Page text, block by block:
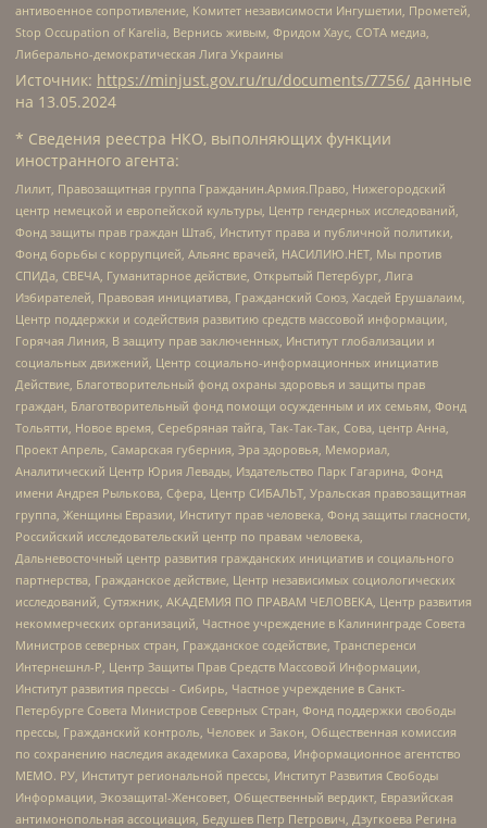
антивоенное сопротивление, Комитет независимости Ингушетии, Прометей,
Stop Occupation of Karelia, Вернись живым, Фридом Хаус, СОТА медиа,
Либерально-демократическая Лига Украины
Источник: https://minjust.gov.ru/ru/documents/7756/ данные
на 13.05.2024
* Сведения реестра НКО, выполняющих функции
иностранного агента:
Лилит, Правозащитная группа Гражданин.Армия.Право, Нижегородский
центр немецкой и европейской культуры, Центр гендерных исследований,
Фонд защиты прав граждан Штаб, Институт права и публичной политики,
Фонд борьбы с коррупцией, Альянс врачей, НАСИЛИЮ.НЕТ, Мы против
СПИДа, СВЕЧА, Гуманитарное действие, Открытый Петербург, Лига
Избирателей, Правовая инициатива, Гражданский Союз, Хасдей Ерушалаим,
Центр поддержки и содействия развитию средств массовой информации,
Горячая Линия, В защиту прав заключенных, Институт глобализации и
социальных движений, Центр социально-информационных инициатив
Действие, Благотворительный фонд охраны здоровья и защиты прав
граждан, Благотворительный фонд помощи осужденным и их семьям, Фонд
Тольятти, Новое время, Серебряная тайга, Так-Так-Так, Сова, центр Анна,
Проект Апрель, Самарская губерния, Эра здоровья, Мемориал,
Аналитический Центр Юрия Левады, Издательство Парк Гагарина, Фонд
имени Андрея Рылькова, Сфера, Центр СИБАЛЬТ, Уральская правозащитная
группа, Женщины Евразии, Институт прав человека, Фонд защиты гласности,
Российский исследовательский центр по правам человека,
Дальневосточный центр развития гражданских инициатив и социального
партнерства, Гражданское действие, Центр независимых социологических
исследований, Сутяжник, АКАДЕМИЯ ПО ПРАВАМ ЧЕЛОВЕКА, Центр развития
некоммерческих организаций, Частное учреждение в Калининграде Совета
Министров северных стран, Гражданское содействие, Трансперенси
Интернешнл-Р, Центр Защиты Прав Средств Массовой Информации,
Институт развития прессы - Сибирь, Частное учреждение в Санкт-
Петербурге Совета Министров Северных Стран, Фонд поддержки свободы
прессы, Гражданский контроль, Человек и Закон, Общественная комиссия
по сохранению наследия академика Сахарова, Информационное агентство
МЕМО. РУ, Институт региональной прессы, Институт Развития Свободы
Информации, Экозащита!-Женсовет, Общественный вердикт, Евразийская
антимонопольная ассоциация, Бедушев Петр Петрович, Дзугкоева Регина